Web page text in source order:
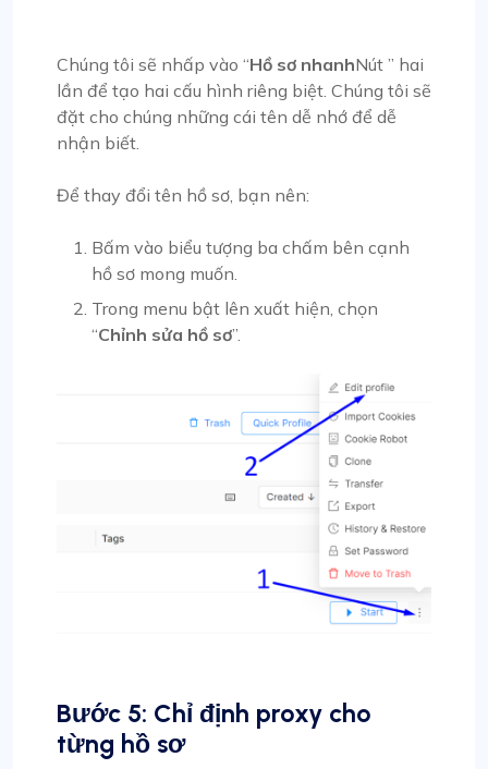
Chúng tôi sẽ nhấp vào “Hồ sơ nhanhNút ” hai
lần để tạo hai cấu hình riêng biệt. Chúng tôi sẽ
đặt cho chúng những cái tên dễ nhớ để dễ
nhận biết.
Để thay đổi tên hồ sơ, bạn nên:
Bấm vào biểu tượng ba chấm bên cạnh
hồ sơ mong muốn.
Trong menu bật lên xuất hiện, chọn
“Chỉnh sửa hồ sơ”.
Bước 5: Chỉ định proxy cho
từng hồ sơ